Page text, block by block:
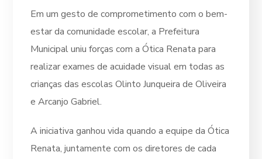
Em um gesto de comprometimento com o bem-
estar da comunidade escolar, a Prefeitura
Municipal uniu forças com a Ótica Renata para
realizar exames de acuidade visual em todas as
crianças das escolas Olinto Junqueira de Oliveira
e Arcanjo Gabriel.
A iniciativa ganhou vida quando a equipe da Ótica
Renata, juntamente com os diretores de cada